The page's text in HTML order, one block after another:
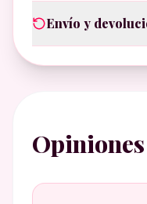
Envío y